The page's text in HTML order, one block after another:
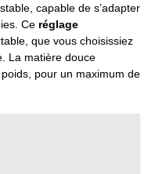
capable de s’adapter
Ce réglage
que vous choisissiez
La matière douce
pour un maximum de